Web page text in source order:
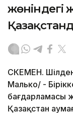
жөніндегі
СКЕМЕН.
Малько/ -
бағдарламасы
Қазақстан